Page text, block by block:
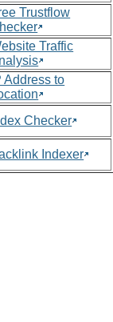
Trustflow
Traffic
Address to
Checker
Indexer